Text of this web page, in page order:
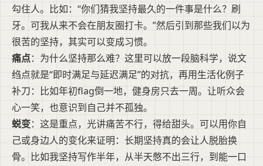
勾住人。比如：“你们猜我坚持最久的一件事是什么？刷
牙。可我从来不会在朋友圈打卡。”然后引到那些我们以为
很苦的坚持，其实可以变成习惯。
痛点：为什么坚持那么难？这里可以放一段脑科学，说文
绉点就是“即时满足与延迟满足”的对抗，再用生活化例子
补刀：比如年初flag倒一地，健身房只去一周。让听众会
心一笑，也意识到自己并不孤独。
蜕变：这是重点，光讲痛苦不行，得给甜头。可以用你自
己或身边人的变化来证明：长期坚持真的会让人脱胎换
骨。比如我坚持写作半年，从半天憋不出三行，到能一口